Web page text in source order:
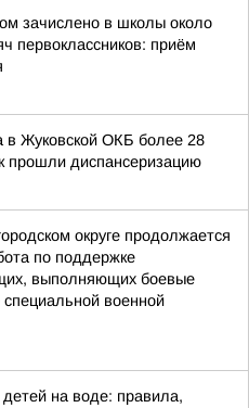
зачислено в школы около
первоклассников: приём
в Жуковской ОКБ более 28
прошли диспансеризацию
округе продолжается
по поддержке
выполняющих боевые
военной
детей на воде: правила,